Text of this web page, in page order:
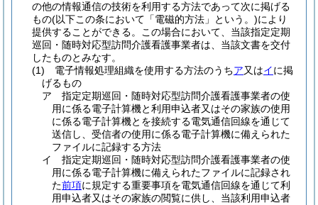
の他の情報通信の技術を利用する方法であって次に掲げる
もの(以下この条において「電磁的方法」という。)により
提供することができる。
この場合において、当該指定定期
巡回・随時対応型訪問介護看護事業者は、当該文書を交付
したものとみなす。
(1)
電子情報処理組織を使用する方法のうちア又はイに掲
げるもの
ア
指定定期巡回・随時対応型訪問介護看護事業者の使
用に係る電子計算機と利用申込者又はその家族の使用
に係る電子計算機とを接続する電気通信回線を通じて
送信し、受信者の使用に係る電子計算機に備えられた
ファイルに記録する方法
イ
指定定期巡回・随時対応型訪問介護看護事業者の使
用に係る電子計算機に備えられたファイルに記録され
た前項に規定する重要事項を電気通信回線を通じて利
用申込者又はその家族の閲覧に供し、当該利用申込者